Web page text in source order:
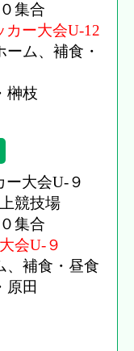
集合
カー大会U-12
ム、補食・
枝
大会U-９
競技場
集合
会U-９
補食・昼食
田